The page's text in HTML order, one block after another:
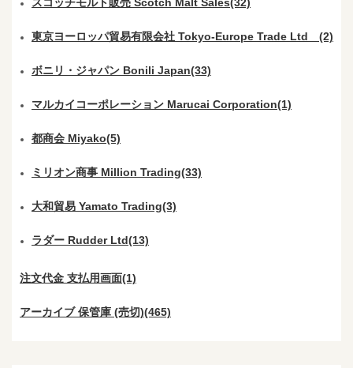
スコッチモルト販売 Scotch Malt Sales(32)
東京ヨーロッパ貿易有限会社 Tokyo-Europe Trade Ltd (2)
ボニリ・ジャパン Bonili Japan(33)
マルカイコーポレーション Marucai Corporation(1)
都商会 Miyako(5)
ミリオン商事 Million Trading(33)
大和貿易 Yamato Trading(3)
ラダー Rudder Ltd(13)
注文代金 支払用画面(1)
アーカイブ 保管庫 (売切)(465)